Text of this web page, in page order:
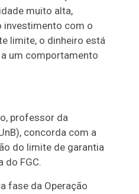
muito alta,
investimento com o
limite, o dinheiro está
um comportamento
professor da
concorda com a
do limite de garantia
do FGC.
fase da Operação